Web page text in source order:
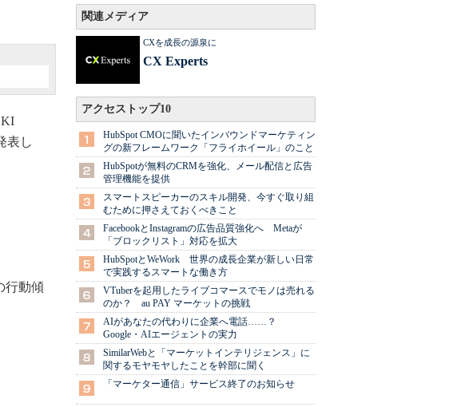
表し
行動傾
関連メディア
CXを成長の源泉に
CX Experts
アクセストップ10
HubSpot CMOに聞いたインバウンドマーケティン
グの新フレームワーク「フライホイール」のこと
HubSpotが無料のCRMを強化、メール配信と広告
管理機能を提供
スマートスピーカーのスキル開発、今すぐ取り組
むために押さえておくべきこと
FacebookとInstagramの広告品質強化へ Metaが
「ブロックリスト」対応を拡大
HubSpotとWeWork 世界の成長企業が新しい日常
で実践するスマートな働き方
VTuberを起用したライブコマースでモノは売れる
のか？ au PAY マーケットの挑戦
AIがあなたの代わりに企業へ電話……？
Google・AIエージェントの実力
SimilarWebと「マーケットインテリジェンス」に
関するモヤモヤしたことを幹部に聞く
「マーケター通信」サービス終了のお知らせ